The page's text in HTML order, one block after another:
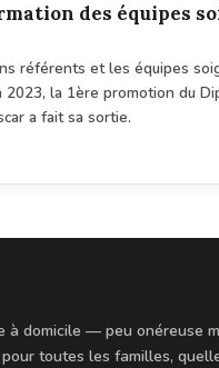
des équipes
référents et les équipes
2023, la 1ère promotion du
a fait sa sortie.
domicile — peu onéreuse
toutes les familles,